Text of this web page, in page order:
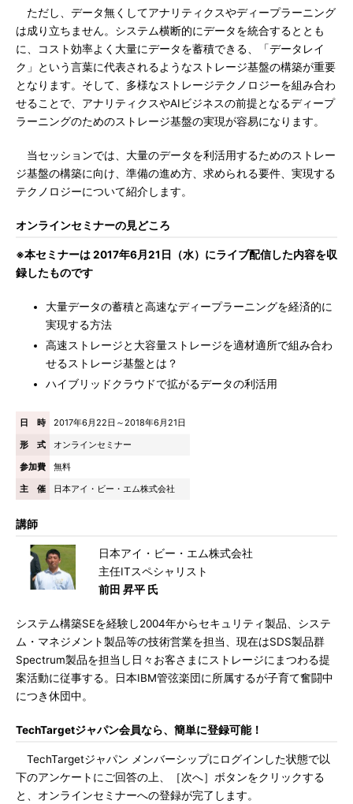
ただし、データ無くしてアナリティクスやディープラーニング
は成り立ちません。システム横断的にデータを統合するととも
に、コスト効率よく大量にデータを蓄積できる、「データレイ
ク」という言葉に代表されるようなストレージ基盤の構築が重要
となります。そして、多様なストレージテクノロジーを組み合わ
せることで、アナリティクスやAIビジネスの前提となるディープ
ラーニングのためのストレージ基盤の実現が容易になります。
当セッションでは、大量のデータを利活用するためのストレー
ジ基盤の構築に向け、準備の進め方、求められる要件、実現する
テクノロジーについて紹介します。
オンラインセミナーの見どころ
※本セミナーは 2017年6月21日（水）にライブ配信した内容を収
録したものです
大量データの蓄積と高速なディープラーニングを経済的に
実現する方法
高速ストレージと大容量ストレージを適材適所で組み合わ
せるストレージ基盤とは？
ハイブリッドクラウドで拡がるデータの利活用
日 時
2017年6月22日～2018年6月21日
形 式
オンラインセミナー
参加費
無料
主 催
日本アイ・ビー・エム株式会社
講師
日本アイ・ビー・エム株式会社
主任ITスペシャリスト
前田 昇平 氏
システム構築SEを経験し2004年からセキュリティ製品、システ
ム・マネジメント製品等の技術営業を担当、現在はSDS製品群
Spectrum製品を担当し日々お客さまにストレージにまつわる提
案活動に従事する。日本IBM管弦楽団に所属するが子育て奮闘中
につき休団中。
TechTargetジャパン会員なら、簡単に登録可能！
TechTargetジャパン メンバーシップにログインした状態で以
下のアンケートにご回答の上、［次へ］ボタンをクリックする
と、オンラインセミナーへの登録が完了します。